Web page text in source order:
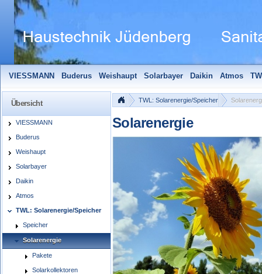
VIESSMANN Buderus Weishaupt Solarbayer Daikin Atmos
Solarfocus
Wolf Pelletmaulwurf + Zubehör Edle Badheizkörper
Übersicht
VIESSMANN
Buderus
Weishaupt
Solarbayer
Daikin
Atmos
TWL: Solarenergie/Speicher
Speicher
Solarenergie
Pakete
Solarkollektoren
TWL: Solarenergie/Speicher
Solarenergie